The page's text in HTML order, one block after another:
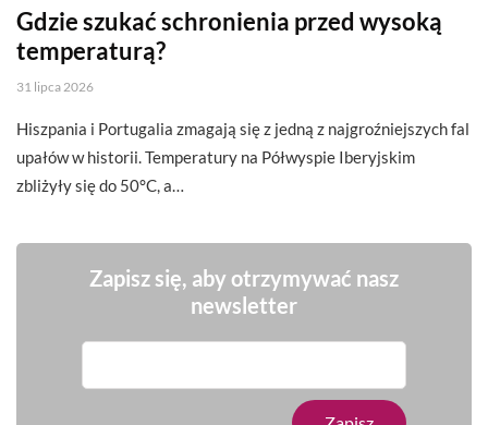
Gdzie szukać schronienia przed wysoką
temperaturą?
31 lipca 2026
Hiszpania i Portugalia zmagają się z jedną z najgroźniejszych fal
upałów w historii. Temperatury na Półwyspie Iberyjskim
zbliżyły się do 50°C, a…
Zapisz się, aby otrzymywać nasz
newsletter